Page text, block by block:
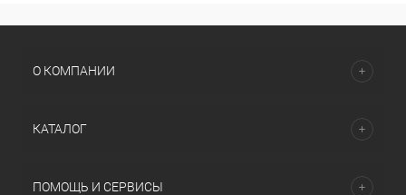
О КОМПАНИИ
КАТАЛОГ
ПОМОЩЬ И СЕРВИСЫ